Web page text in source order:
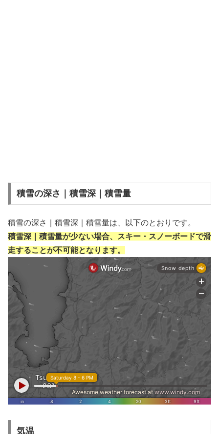
積雪の深さ｜積雪深｜積雪量
積雪の深さ｜積雪深｜積雪量は、以下のとおりです。
積雪深｜積雪量が少ない場合、スキー・スノーボードで滑
走することが不可能となります。
気温